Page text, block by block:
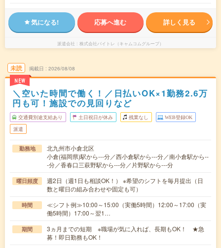
気になる! 応募へ進む 詳しく見る
派遣会社 株式会社バイトレ（キャムコムグループ）
未読
NEW
掲載日 2026/08/08
＼空いた時間で働く！／日払いOK×1勤務2.6万
円も可！施設での見回りなど
交通費別途支給あり 土日祝日が休み 残業なし WEB登録OK
派遣
勤務地
北九州市小倉北区
小倉(福岡県)駅から---分／西小倉駅から---分／南小倉駅から--
-分／香春口三萩野駅から---分／片野駅から---分
曜日頻度
週2日（週1日も相談OK！） ※希望のシフトを毎月提出（日
数と曜日の組み合わせや固定も可）
時間
≪シフト例≫10:00～15:00（実働5時間）12:00～17:00（実
働5時間）17:00～翌1…
期間
3ヵ月までの短期 ※職場が気に入れば、長期もOK！ ★急
募！即日勤務もOK！